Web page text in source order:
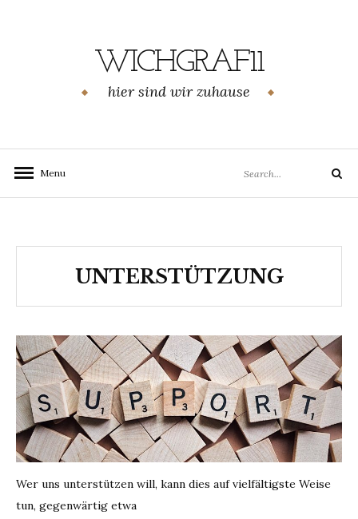
WICHGRAF11
hier sind wir zuhause
Menu
for:
Search
UNTERSTÜTZUNG
Wer uns unterstützen will, kann dies auf vielfältigste Weise
tun, gegenwärtig etwa